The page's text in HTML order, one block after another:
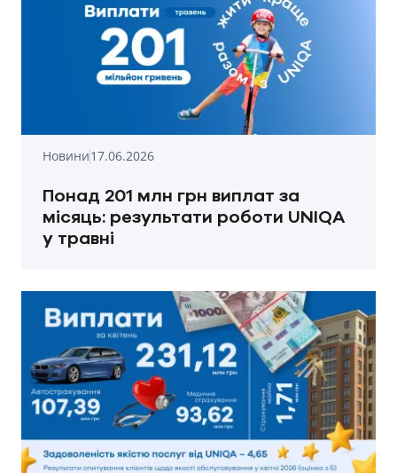
Новини17.06.2026
Понад 201 млн грн виплат за
місяць: результати роботи UNIQA
у травні